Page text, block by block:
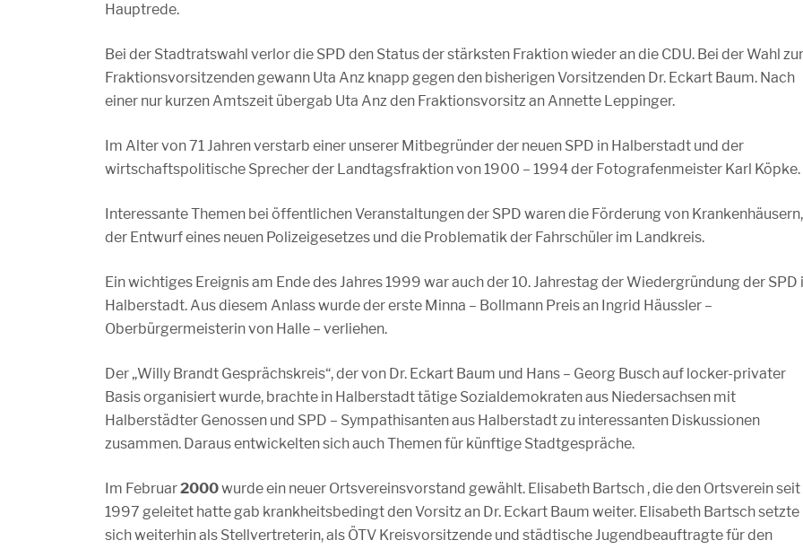
Hauptrede.
Bei der Stadtratswahl verlor die SPD den Status der stärksten Fraktion wieder an die CDU. Bei der Wahl zur
Fraktionsvorsitzenden gewann Uta Anz knapp gegen den bisherigen Vorsitzenden Dr. Eckart Baum. Nach
einer nur kurzen Amtszeit übergab Uta Anz den Fraktionsvorsitz an Annette Leppinger.
Im Alter von 71 Jahren verstarb einer unserer Mitbegründer der neuen SPD in Halberstadt und der
wirtschaftspolitische Sprecher der Landtagsfraktion von 1900 – 1994 der Fotografenmeister Karl Köpke.
Interessante Themen bei öffentlichen Veranstaltungen der SPD waren die Förderung von Krankenhäusern,
der Entwurf eines neuen Polizeigesetzes und die Problematik der Fahrschüler im Landkreis.
Ein wichtiges Ereignis am Ende des Jahres 1999 war auch der 10. Jahrestag der Wiedergründung der SPD
Halberstadt. Aus diesem Anlass wurde der erste Minna – Bollmann Preis an Ingrid Häussler –
Oberbürgermeisterin von Halle – verliehen.
Der „Willy Brandt Gesprächskreis“, der von Dr. Eckart Baum und Hans – Georg Busch auf locker-privater
Basis organisiert wurde, brachte in Halberstadt tätige Sozialdemokraten aus Niedersachsen mit
Halberstädter Genossen und SPD – Sympathisanten aus Halberstadt zu interessanten Diskussionen
zusammen. Daraus entwickelten sich auch Themen für künftige Stadtgespräche.
Im Februar2000wurde ein neuer Ortsvereinsvorstand gewählt. Elisabeth Bartsch , die den Ortsverein seit
1997 geleitet hatte gab krankheitsbedingt den Vorsitz an Dr. Eckart Baum weiter. Elisabeth Bartsch setzte
sich weiterhin als Stellvertreterin, als ÖTV Kreisvorsitzende und städtische Jugendbeauftragte für den